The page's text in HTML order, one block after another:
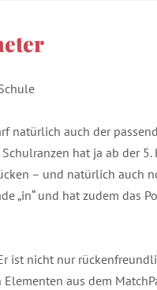
natürlich auch der
hat ja ab der 5.
– und natürlich auch
„in“ und hat zudem das
ist nicht nur
aus dem